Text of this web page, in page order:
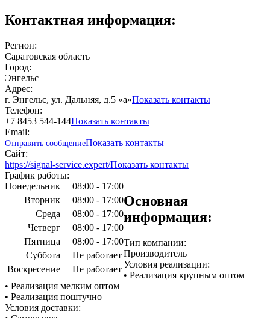
Контактная информация:
Регион:
Саратовская область
Город:
Энгельс
Адрес:
г. Энгельс, ул. Дальняя, д.5 «а»Показать контакты
Телефон:
+7 8453 544-144Показать контакты
Email:
Отправить сообщениеПоказать контакты
Сайт:
https://signal-service.expert/Показать контакты
График работы:
Понедельник
08:00 - 17:00
Вторник
08:00 - 17:00
Среда
08:00 - 17:00
Четверг
08:00 - 17:00
Пятница
08:00 - 17:00
Суббота
Не работает
Воскресение
Не работает
Основная
информация:
Тип компании:
Производитель
Условия реализации:
• Реализация крупным оптом
• Реализация мелким оптом
• Реализация поштучно
Условия доставки: